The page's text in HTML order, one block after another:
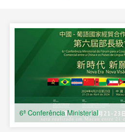
6ª Conferência Ministerial